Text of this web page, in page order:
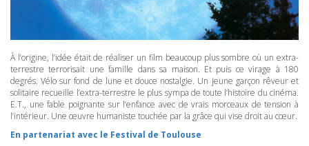
À l’origine, l’idée était de réaliser un film beaucoup plus sombre où un extra-
terrestre terrorisait une famille dans sa maison. Et puis ce virage à 180
degrés. Vélo sur fond de lune et douce nostalgie. Un jeune garçon rêveur et
solitaire recueille l’extra-terrestre le plus sympa de toute l’histoire du cinéma.
E.T., une fable poignante sur l’enfance avec de vrais morceaux de tension à
l’intérieur. Une œuvre humaniste touchée par la grâce qui vise droit au cœur.
En partenariat avec le Festival de Toulouse